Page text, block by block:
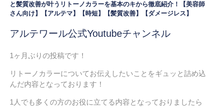
と髪質改善が叶うリトーノカラーを基本のキから徹底紹介！【美容師
さん向け】【アルテマ】【時短】【髪質改善】【ダメージレス】
アルテワール公式Youtubeチャンネル
1ヶ月ぶりの投稿です！
リトーノカラーについてお伝えしたいことをギュッと詰め込
んだ内容となっております！
1人でも多くの方のお役に立てる内容となっておりましたら